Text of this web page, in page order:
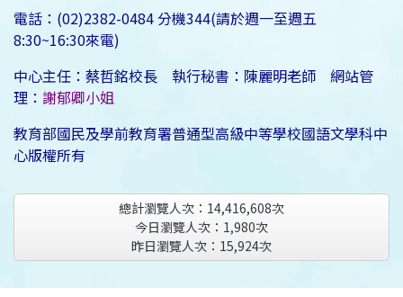
電話：(02)2382-0484 分機344(請於週一至週五
8:30~16:30來電)
中心主任：蔡哲銘校長 執行秘書：陳麗明老師 網站管
理： 謝郁卿小姐
教育部國民及學前教育署普通型高級中等學校國語文學科中
心版權所有
總計瀏覽人次： 14,416,608次
今日瀏覽人次： 1,980次
昨日瀏覽人次： 15,924次